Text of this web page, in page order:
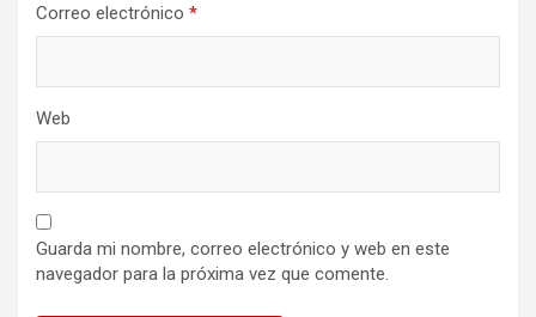
Correo electrónico *
Web
Guarda mi nombre, correo electrónico y web en este
navegador para la próxima vez que comente.